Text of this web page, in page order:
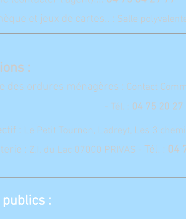
et jeux de cartes.. : Salle
:
des ordures ménagères : Contact
Tél. : 04 75 20 27
: Le Petit Tournon, Ladreyt, Les 3
: Z.I. du Lac 07000 PRIVAS - Tél. : 04
: